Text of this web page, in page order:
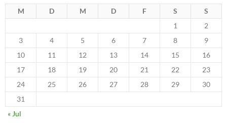
M D M D F S
S
1
2
3
4 5 6 7 8
9
10
11 12 13 14 15
16
17
18 19 20 21 22
23
24
25 26 27 28 29
30
31
« Jul